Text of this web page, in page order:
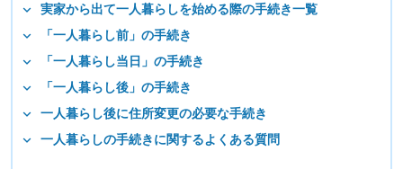
実家から出て一人暮らしを始める際の手続き一覧
「一人暮らし前」の手続き
「一人暮らし当日」の手続き
「一人暮らし後」の手続き
一人暮らし後に住所変更の必要な手続き
一人暮らしの手続きに関するよくある質問